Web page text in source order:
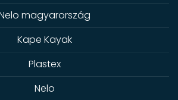
magyarország
Kape Kayak
Plastex
Nelo